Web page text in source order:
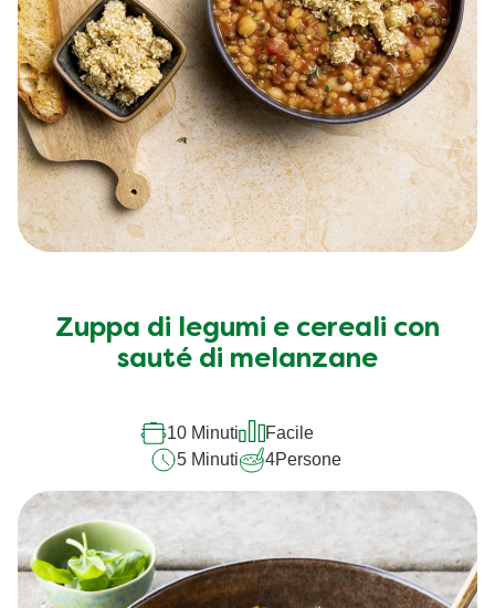
Zuppa di legumi e cereali con
sauté di melanzane
10 Minuti
Facile
5 Minuti
4Persone